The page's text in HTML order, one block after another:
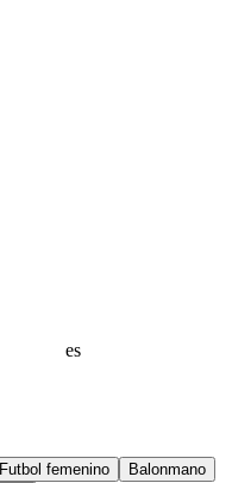
es
Futbol femenino
Balonmano